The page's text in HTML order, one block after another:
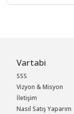
Vartabi
SSS
Vizyon & Misyon
İletişim
Nasıl Satış Yaparım